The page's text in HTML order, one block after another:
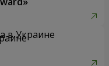
в Украине